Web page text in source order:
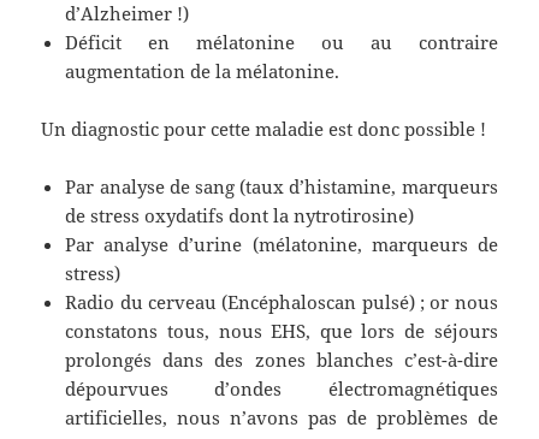
d’Alzheimer !)
Déficit en mélatonine ou au contraire
augmentation de la mélatonine.
Un diagnostic pour cette maladie est donc possible !
Par analyse de sang (taux d’histamine, marqueurs
de stress oxydatifs dont la nytrotirosine)
Par analyse d’urine (mélatonine, marqueurs de
stress)
Radio du cerveau (Encéphaloscan pulsé) ; or nous
constatons tous, nous EHS, que lors de séjours
prolongés dans des zones blanches c’est-à-dire
dépourvues d’ondes électromagnétiques
artificielles, nous n’avons pas de problèmes de